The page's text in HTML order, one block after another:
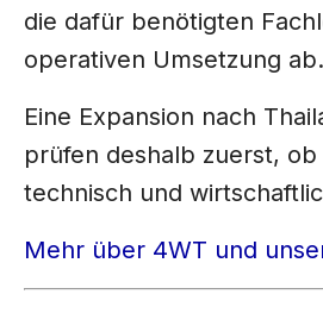
die dafür benötigten
operativen Umsetzung ab.
Eine Expansion nach
prüfen deshalb zuerst,
technisch und
Mehr über 4WT und